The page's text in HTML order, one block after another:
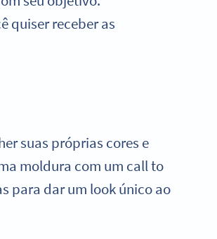
quiser receber as
suas próprias cores e
moldura com um call to
para dar um look único ao